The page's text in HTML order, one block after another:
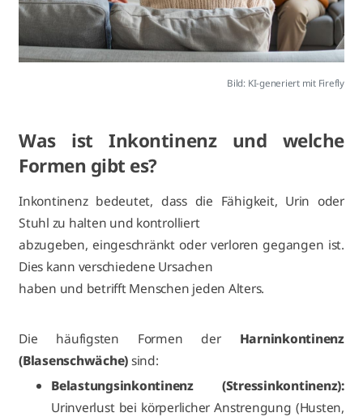
Bild: KI-generiert mit Firefly
Was ist Inkontinenz und welche
Formen gibt es?
Inkontinenz bedeutet, dass die Fähigkeit, Urin oder
Stuhl zu halten und kontrolliert
abzugeben, eingeschränkt oder verloren gegangen ist.
Dies kann verschiedene Ursachen
haben und betrifft Menschen jeden Alters.
Die häufigsten Formen der Harninkontinenz
(Blasenschwäche)sind:
Belastungsinkontinenz (Stressinkontinenz):
Urinverlust bei körperlicher Anstrengung (Husten,